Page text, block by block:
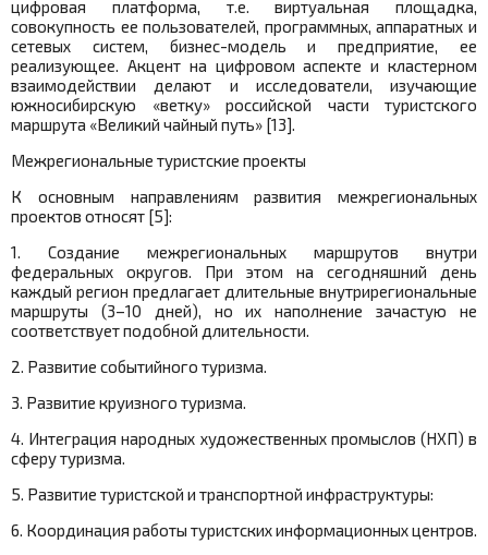
цифровая платформа, т.е. виртуальная площадка,
совокупность ее пользователей, программных, аппаратных и
сетевых систем, бизнес-модель и предприятие, ее
реализующее. Акцент на цифровом аспекте и кластерном
взаимодействии делают и исследователи, изучающие
южносибирскую «ветку» российской части туристского
маршрута «Великий чайный путь» [13].
Межрегиональные туристские проекты
К основным направлениям развития межрегиональных
проектов относят [5]:
1. Создание межрегиональных маршрутов внутри
федеральных округов. При этом на сегодняшний день
каждый регион предлагает длительные внутрирегиональные
маршруты (3–10 дней), но их наполнение зачастую не
соответствует подобной длительности.
2. Развитие событийного туризма.
3. Развитие круизного туризма.
4. Интеграция народных художественных промыслов (НХП) в
сферу туризма.
5. Развитие туристской и транспортной инфраструктуры:
6. Координация работы туристских информационных центров.